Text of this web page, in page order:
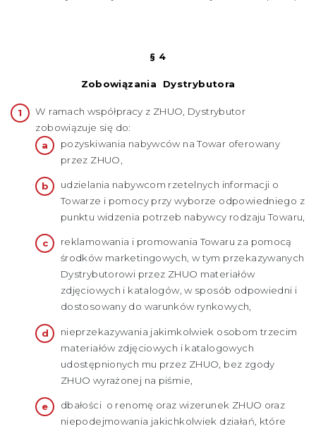
§ 4
Zobowiązania Dystrybutora
W ramach współpracy z ZHUO, Dystrybutor
zobowiązuje się do:
pozyskiwania nabywców na Towar oferowany
przez ZHUO,
udzielania nabywcom rzetelnych informacji o
Towarze i pomocy przy wyborze odpowiedniego z
punktu widzenia potrzeb nabywcy rodzaju Towaru,
reklamowania i promowania Towaru za pomocą
środków marketingowych, w tym przekazywanych
Dystrybutorowi przez ZHUO materiałów
zdjęciowych i katalogów, w sposób odpowiedni i
dostosowany do warunków rynkowych,
nieprzekazywania jakimkolwiek osobom trzecim
materiałów zdjęciowych i katalogowych
udostępnionych mu przez ZHUO, bez zgody
ZHUO wyrażonej na piśmie,
dbałości o renomę oraz wizerunek ZHUO oraz
niepodejmowania jakichkolwiek działań, które